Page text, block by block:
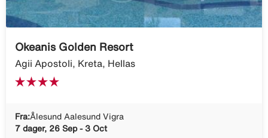
Okeanis Golden Resort
Agii Apostoli, Kreta, Hellas
Fra:Ålesund Aalesund Vigra
7 dager, 26 Sep - 3 Oct